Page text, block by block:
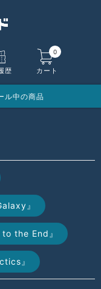
歴 カート
0
ル中の商品
』
to the End』
』